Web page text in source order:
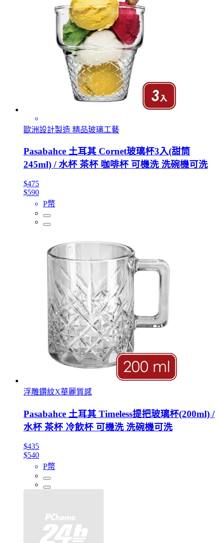
歐洲設計製造 精品玻璃工藝
Pasabahce 土耳其 Cornet玻璃杯3入(甜筒
245ml) / 水杯 茶杯 咖啡杯 可機洗 洗碗機可洗
$475
$590
P幣
浮雕鑽紋X華麗質感
Pasabahce 土耳其 Timeless提把玻璃杯(200ml) /
水杯 茶杯 冷飲杯 可機洗 洗碗機可洗
$435
$540
P幣